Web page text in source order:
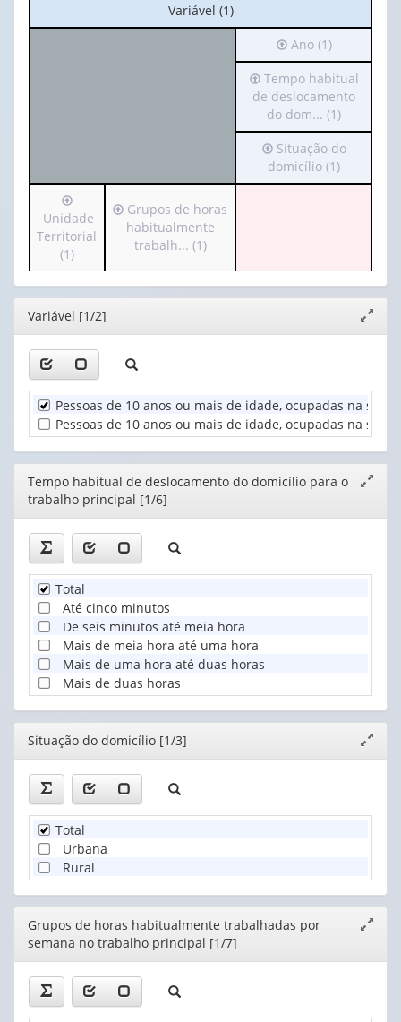
No
cabeçalho:
Variável (1)
Irá
para
o
cabeçalho
(possui
apenas
1
valor):
Ano (1)
Irá
para
cabeçalho
(possui
apenas
1
de
Tempo habitual
de deslocamento
do dom... (1)
Irá
para
o
valor):
Situação do
domicílio (1)
Irá
para
o
cabeçalho
(possui
apenas
valor):
Unidade
Territorial
(1)
Unidade
Territorial
(1)
Irá
para
apenas
valor):
Grupos
de
horas
habitualmente
trabalh...
Grupos de horas
habitualmente
trabalh... (1)
Editor
janela
Variável [1/2]
Pessoas de 10 anos ou mais de idade, ocupadas na
Pessoas de 10 anos ou mais de idade, ocupadas na
Editor
Tempo habitual de deslocamento do domicílio para o
trabalho principal [1/6]
Total
Até cinco minutos
De seis minutos até meia hora
Mais de meia hora até uma hora
Mais de uma hora até duas horas
Mais de duas horas
Editor
janela
Situação do domicílio [1/3]
Total
Urbana
Rural
Editor
Grupos de horas habitualmente trabalhadas por
semana no trabalho principal [1/7]